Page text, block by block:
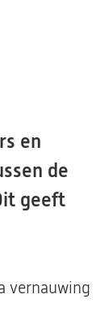
en
de
geeft
vernauwing